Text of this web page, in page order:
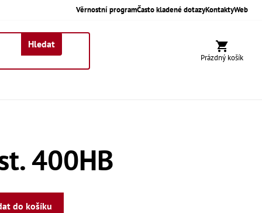
Věrnostní programČasto kladené dotazyKontaktyWeb
Hledat
Nákupní
Prázdný košík
400HB
do košíku